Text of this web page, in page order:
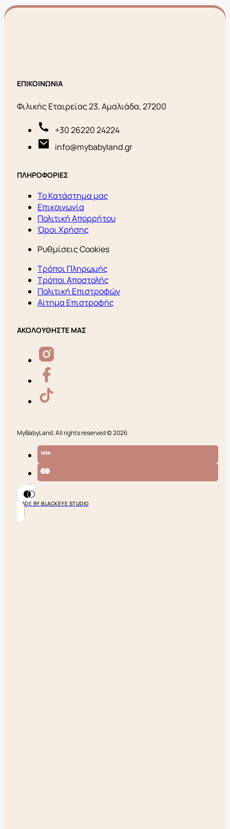
ΕΠΙΚΟΙΝΩΝΙΑ
Φιλικής Εταιρείας 23, Αμαλιάδα, 27200
+30 26220 24224
info@mybabyland.gr
ΠΛΗΡΟΦΟΡΙΕΣ
Το Κατάστημα μας
Επικοινωνία
Πολιτική Απορρήτου
Όροι Χρήσης
Ρυθμίσεις Cookies
Τρόποι Πληρωμής
Τρόποι Αποστολής
Πολιτική Επιστροφών
Αίτημα Επιστροφής
ΑΚΟΛΟΥΘΗΣΤΕ ΜΑΣ
MyBabyLand. All rights reserved © 2026
MADE BY BLACKEYE STUDIO